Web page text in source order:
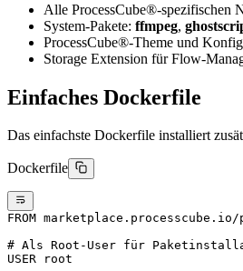
Alle ProcessCube®-spezifischen
System-Pakete: ffmpeg,
ProcessCube®-Theme und
Storage Extension für Flow-
Einfaches Dockerfile
Das einfachste Dockerfile installiert
Dockerfile
FROM
# Als Root-User für
USER root